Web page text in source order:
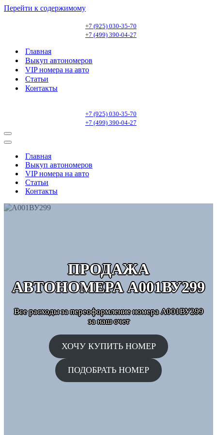
Перейти к содержимому
+7 (925) 030-35-70
+7 (499) 390-04-27
Главная
Выкуп автономеров
VIP номера на авто
Статьи
Контакты
+7 (925) 030-35-70
+7 (499) 390-04-27
Меню
навигации
Меню
навигацииГлавная
Выкуп автономеров
VIP номера на авто
Статьи
Контакты
ПРОДАЖА
АВТОНОМЕРАА001ВУ299
Все расходы за переоформление номера А001ВУ299
за наш счет
ХОЧУ КУПИТЬ НОМЕР
ПОДОБРАТЬ НОМЕР